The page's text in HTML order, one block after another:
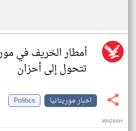
أمطار الخريف في
تتحول إلى أحزان
اخبار موريتانيا
Politics
WH28AH